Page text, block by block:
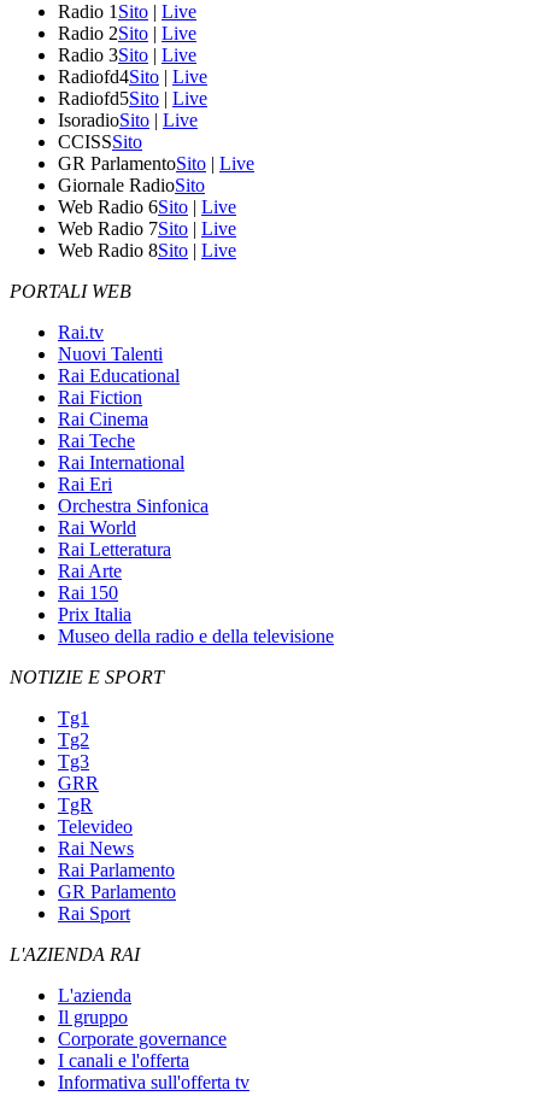
Radio 1 Sito | Live
Radio 2Sito | Live
Radio 3Sito | Live
Radiofd4Sito | Live
Radiofd5Sito | Live
IsoradioSito | Live
CCISSSito
GR ParlamentoSito | Live
Giornale RadioSito
Web Radio 6Sito | Live
Web Radio 7Sito | Live
Web Radio 8Sito | Live
PORTALI WEB
Rai.tv
Nuovi Talenti
Rai Educational
Rai Fiction
Rai Cinema
Rai Teche
Rai International
Rai Eri
Orchestra Sinfonica
Rai World
Rai Letteratura
Rai Arte
Rai 150
Prix Italia
Museo della radio e della televisione
NOTIZIE E SPORT
Tg1
Tg2
Tg3
GRR
TgR
Televideo
Rai News
Rai Parlamento
GR Parlamento
Rai Sport
L'AZIENDA RAI
L'azienda
Il gruppo
Corporate governance
I canali e l'offerta
Informativa sull'offerta tv